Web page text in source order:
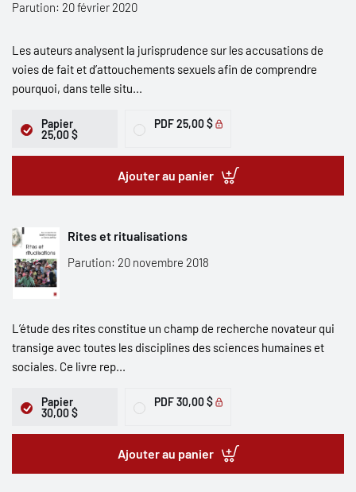
Parution: 20 février 2020
Les auteurs analysent la jurisprudence sur les accusations de
voies de fait et d’attouchements sexuels afin de comprendre
pourquoi, dans telle situ...
Papier
25,00 $
PDF25,00 $
Ajouter au panier
Rites et ritualisations
Parution: 20 novembre 2018
L’étude des rites constitue un champ de recherche novateur qui
transige avec toutes les disciplines des sciences humaines et
sociales. Ce livre rep...
Papier
30,00 $
PDF30,00 $
Ajouter au panier